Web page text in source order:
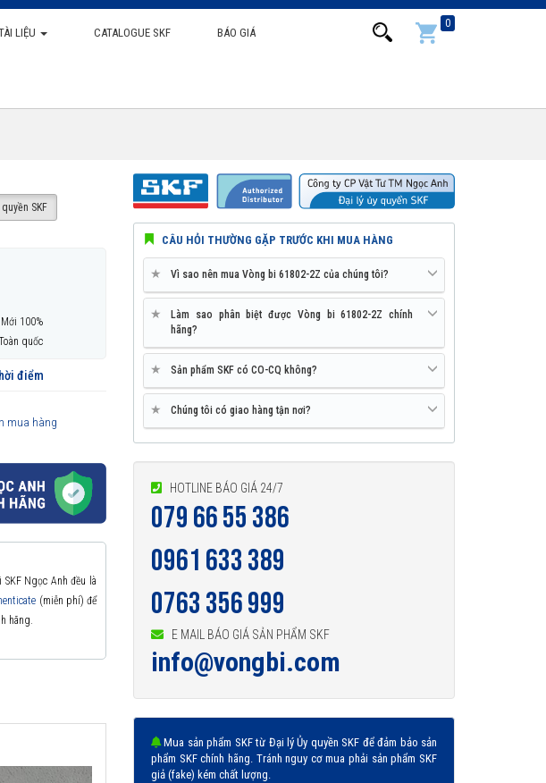
LIỆU CATALOGUE SKF BÁO GIÁ
0
SKF
Mới 100%
quốc
điểm
mua hàng
Ngọc Anh đều là
(miễn phí) để
hãng.
CÂU HỎI THƯỜNG GẶP TRƯỚC KHI MUA HÀNG
★ Vì sao nên mua Vòng bi 61802-2Z của chúng tôi?
★
Làm sao phân biệt được Vòng bi 61802-2Z chính
hãng?
★ Sản phẩm SKF có CO-CQ không?
★ Chúng tôi có giao hàng tận nơi?
HOTLINE BÁO GIÁ 24/7
079 66 55 386
0961 633 389
0763 356 999
E MAIL BÁO GIÁ SẢN PHẨM SKF
info@vongbi.com
Mua sản phẩm SKF từ Đại lý Ủy quyền SKF để đảm bảo sản
phẩm SKF chính hãng. Tránh nguy cơ mua phải sản phẩm SKF
giả (fake) kém chất lượng.